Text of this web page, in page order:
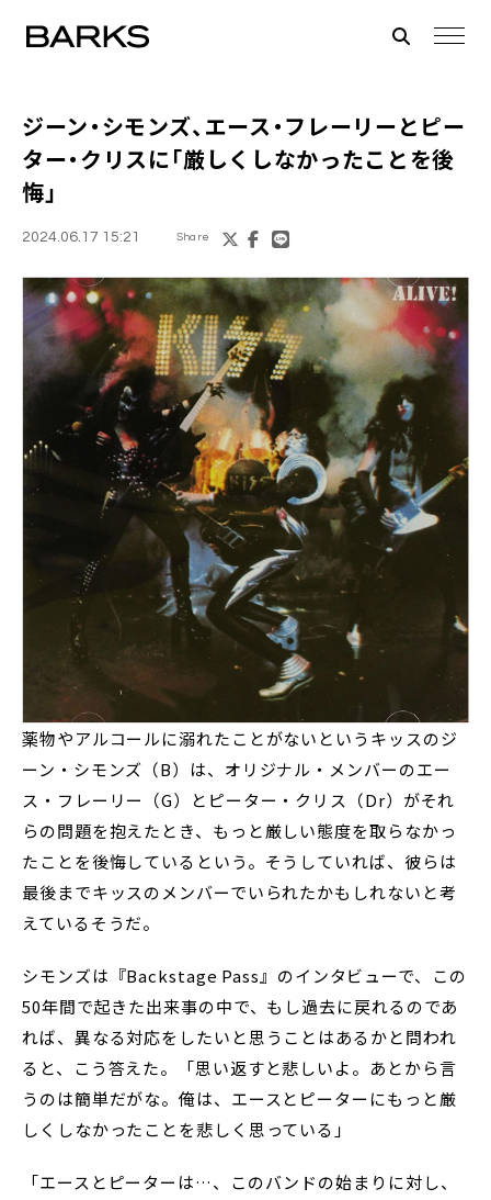
ジーン・シモンズ、エース・フレーリーとピー
ター・クリスに「厳しくしなかったことを後
悔」
2024.06.17 15:21 Share
薬物やアルコールに溺れたことがないというキッスのジ
ーン・シモンズ（B）は、オリジナル・メンバーのエー
ス・フレーリー（G）とピーター・クリス（Dr）がそれ
らの問題を抱えたとき、もっと厳しい態度を取らなかっ
たことを後悔しているという。そうしていれば、彼らは
最後までキッスのメンバーでいられたかもしれないと考
えているそうだ。
シモンズは『Backstage Pass』のインタビューで、この
50年間で起きた出来事の中で、もし過去に戻れるのであ
れば、異なる対応をしたいと思うことはあるかと問われ
ると、こう答えた。「思い返すと悲しいよ。あとから言
うのは簡単だがな。俺は、エースとピーターにもっと厳
しくしなかったことを悲しく思っている」
「エースとピーターは…、このバンドの始まりに対し、